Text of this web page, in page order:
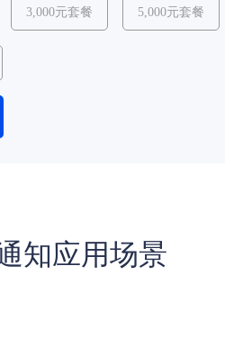
3,000元套餐 5,000元套餐
知应用场景